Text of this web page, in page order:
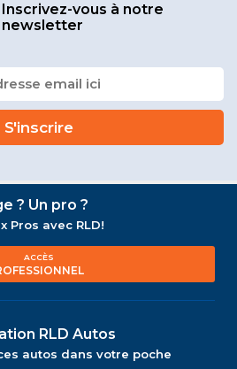
Inscrivez-vous à notre
newsletter
? Un pro ?
Pros avec RLD!
ACCÈS
RLD Autos
autos dans votre poche